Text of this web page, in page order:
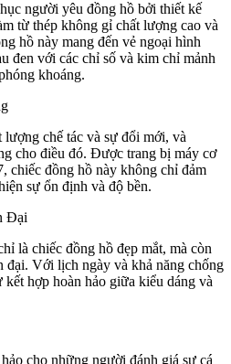
người yêu đồng hồ bởi thiết kế
từ thép không gỉ chất lượng cao và
hồ này mang đến vẻ ngoại hình
đen với các chỉ số và kim chỉ mảnh
khoáng.
chế tác và sự đổi mới, và
cho điều đó. Được trang bị máy cơ
chiếc đồng hồ này không chỉ đảm
sự ổn định và độ bền.
Đại
là chiếc đồng hồ đẹp mắt, mà còn
đại. Với lịch ngày và khả năng chống
hợp hoàn hảo giữa kiểu dáng và
cho những người đánh giá sự cá